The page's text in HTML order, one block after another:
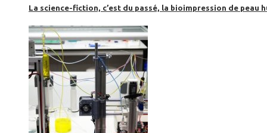
La science-fiction, c’est du passé, la bioimpression de peau